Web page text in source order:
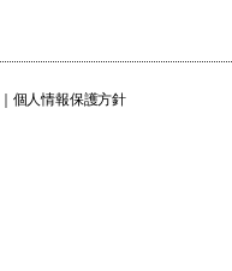
個人情報保護方針